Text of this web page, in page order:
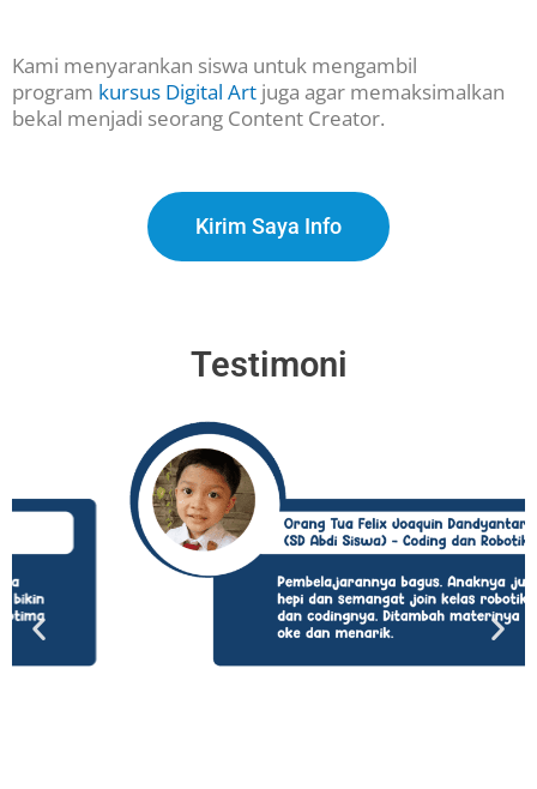
Kami menyarankan siswa untuk mengambil
program kursus Digital Art juga agar memaksimalkan
bekal menjadi seorang Content Creator.
Kirim Saya Info
Testimoni